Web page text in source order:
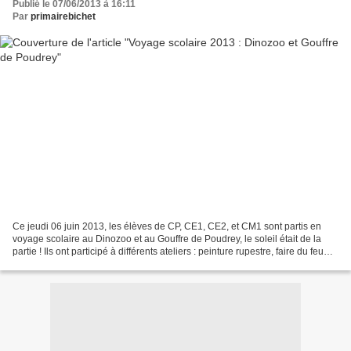
Publié le 07/06/2013 à 16:11
Par primairebichet
Ce jeudi 06 juin 2013, les élèves de CP, CE1, CE2, et CM1 sont partis en
voyage scolaire au Dinozoo et au Gouffre de Poudrey, le soleil était de la
partie ! Ils ont participé à différents ateliers : peinture rupestre, faire du feu